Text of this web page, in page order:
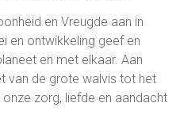
en Vreugde aan in
en ontwikkeling geef en
en met elkaar. Aan
van de grote walvis tot het
zorg, liefde en aandacht